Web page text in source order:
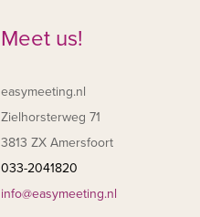
Meet us!
easymeeting.nl
Zielhorsterweg 71
3813 ZX Amersfoort
033-2041820
info@easymeeting.nl